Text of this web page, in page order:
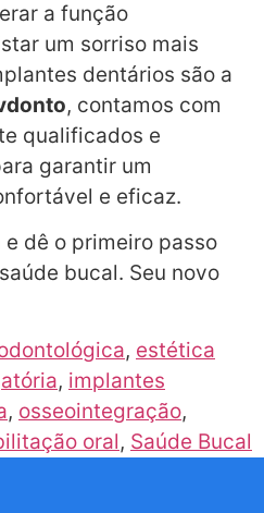
a função
um sorriso mais
dentários são a
, contamos com
qualificados e
garantir um
e eficaz.
dê o primeiro passo
bucal. Seu novo
, estética
, implantes
, osseointegração,
oral, Saúde Bucal